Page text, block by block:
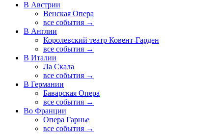
В Австрии
Венская Опера
все события →
В Англии
Королевский театр Ковент-Гарден
все события →
В Италии
Ла Скала
все события →
В Германии
Баварская Опера
все события →
Во Франции
Опера Гарнье
все события →